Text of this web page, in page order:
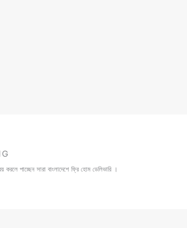
পাচ্ছেন সারা বাংলাদেশে ফ্রি হোম ডেলিভারি ।